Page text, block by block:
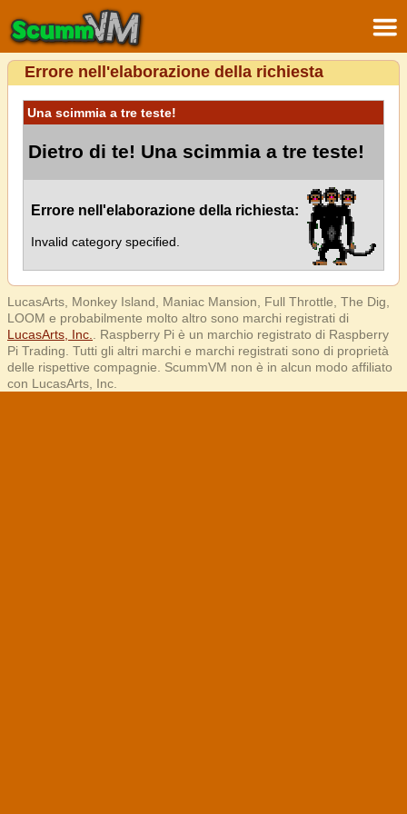
Errore nell'elaborazione della richiesta
Una scimmia a tre teste!
Dietro di te! Una scimmia a tre teste!
Errore nell'elaborazione della richiesta:
Invalid category specified.
LucasArts, Monkey Island, Maniac Mansion, Full Throttle, The Dig,
LOOM e probabilmente molto altro sono marchi registrati di
LucasArts, Inc.
. Raspberry Pi è un marchio registrato di Raspberry
Pi Trading. Tutti gli altri marchi e marchi registrati sono di proprietà
delle rispettive compagnie. ScummVM non è in alcun modo affiliato
con LucasArts, Inc.